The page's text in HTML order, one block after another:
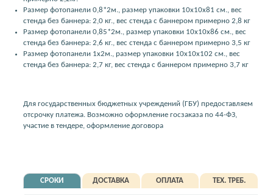
Размер фотопанели 0,8*2м., размер упаковки 10x10x81 см., вес
стенда без баннера: 2,0 кг., вес стенда с баннером примерно 2,8 кг
Размер фотопанели 0,85*2м., размер упаковки 10x10x86 см., вес
стенда без баннера: 2,6 кг., вес стенда с баннером примерно 3,5 кг
Размер фотопанели 1x2м., размер упаковки 10x10x102 см., вес
стенда без баннера: 2,7 кг, вес стенда с баннером примерно 3,7 кг
Для государственных бюджетных учреждений (ГБУ) предоставляем
отсрочку платежа. Возможно оформление госзаказа по 44-ФЗ,
участие в тендере, оформление договора
СРОКИ ДОСТАВКА ОПЛАТА ТЕХ. ТРЕБ.